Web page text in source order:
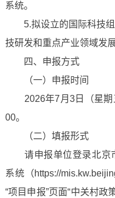
系统。
5.拟设立的国际科技组
技研发和重点产业领域发展
四、申报方式
（一）申报时间
2026年7月3日（星期
00。
（二）填报形式
请申报单位登录北京
系统（https://
“项目申报”页面“中关村政